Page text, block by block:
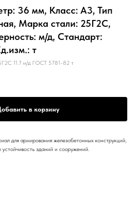
36 мм, Класс: А3, Тип
Марка стали: 25Г2С,
м/д, Стандарт:
т
11.7 м/д ГОСТ 5781-82 т
в корзину
для армирования железобетонных конструкций,
зданий и сооружений.